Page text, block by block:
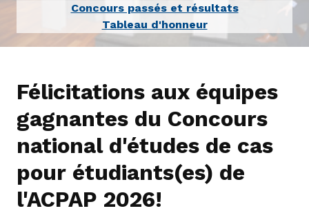
Concours passés et résultats
Tableau d'honneur
Félicitations aux équipes
gagnantes du Concours
national d'études de cas
pour étudiants(es) de
l'ACPAP 2026!